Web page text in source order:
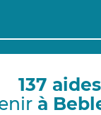
137
à